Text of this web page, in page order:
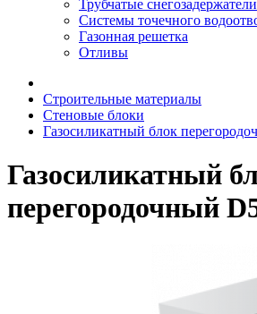
Трубчатые снегозадержатели
Системы точечного
Газонная решетка
Отливы
Строительные материалы
Стеновые блоки
Газосиликатный блок
Газосиликатный
перегородочный